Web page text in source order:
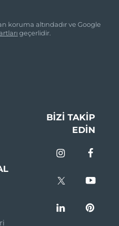
koruma altındadır ve Google
geçerlidir.
BIZI TAKIP
EDIN